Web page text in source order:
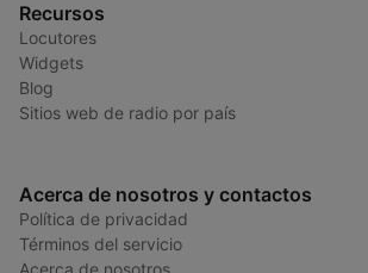
Recursos
Locutores
Widgets
Blog
Sitios web de radio por país
Acerca de nosotros y contactos
Política de privacidad
Términos del servicio